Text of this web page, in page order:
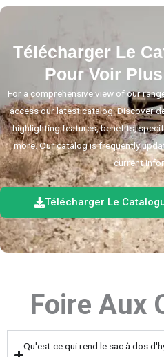
Télécharger Le
Pour Voir
For a comprehensive view of our
access our latest catalog. Discover
highlighting features, benefits,
more. Our catalog is frequently
current
Télécharger Le
Foire Aux
Qu'est-ce qui rend le sac à dos